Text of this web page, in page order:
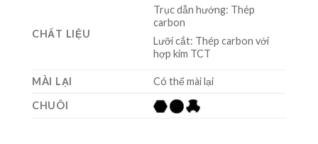
CHẤT LIỆU
Trục dẫn hướng: Thép
carbon
Lưỡi cắt: Thép carbon với
hợp kim TCT
MÀI LẠI
Có thể mài lại
CHUÔI